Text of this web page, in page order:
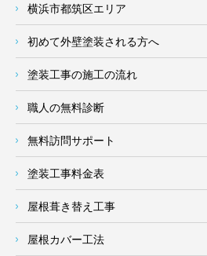
横浜市都筑区エリア
初めて外壁塗装される方へ
塗装工事の施工の流れ
職人の無料診断
無料訪問サポート
塗装工事料金表
屋根葺き替え工事
屋根カバー工法